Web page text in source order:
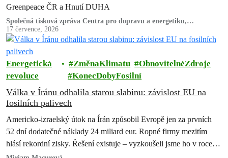
Greenpeace ČR a Hnutí DUHA
Společná tisková zpráva Centra pro dopravu a energetiku,
Greenpeace ČR a Hnutí DUHA
17 července, 2026
Energetická
revoluce
ZměnaKlimatu
ObnovitelnéZdroje
KonecDobyFosilní
Válka v Íránu odhalila starou slabinu: závislost EU na
fosilních palivech
Americko-izraelský útok na Írán způsobil Evropě jen za prvních
52 dní dodatečné náklady 24 miliard eur. Ropné firmy mezitím
hlásí rekordní zisky. Řešení existuje – vyzkoušeli jsme ho v roce
2022 a pokazili. Teď máme druhou…